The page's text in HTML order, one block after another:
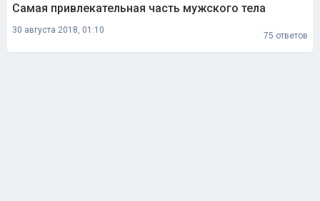
Самая привлекательная часть мужского тела
30 августа 2018, 01:10
75 ответов